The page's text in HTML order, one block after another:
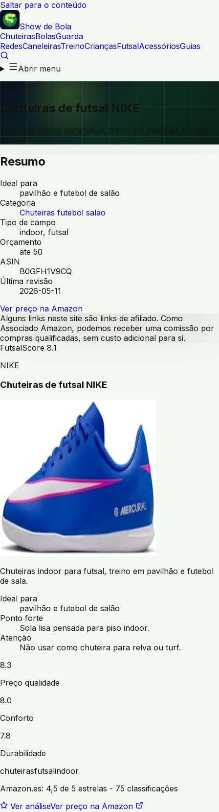
Saltar para o conteúdo
Show de Bola
ChuteirasBolasGuarda
RedesCaneleirasTreinoCriançasFutsalAcessóriosGuias
Abrir menu
Chuteiras de futsal NIKE
Chuteiras indoor para futsal, treino em pavilhão e futebol
de sala.
Resumo
Ideal para
pavilhão e futebol de salão
Categoria
Chuteiras futebol salao
Tipo de campo
indoor, futsal
Orçamento
ate 50
ASIN
B0GFH1V9CQ
Última revisão
2026-05-11
Ver preço na Amazon
Alguns links neste site são links de afiliado. Como
Associado Amazon, podemos receber uma comissão por
compras qualificadas, sem custo adicional para si.
FutsalScore 8.1
NIKE
Chuteiras de futsal NIKE
Chuteiras indoor para futsal, treino em pavilhão e futebol
de sala.
Ideal para
pavilhão e futebol de salão
Ponto forte
Sola lisa pensada para piso indoor.
Atenção
Não usar como chuteira para relva ou turf.
8.3
Preço qualidade
8.0
Conforto
7.8
Durabilidade
chuteirasfutsalindoor
Amazon.es: 4,5 de 5 estrelas - 75 classificações
Ver análiseVer preço na Amazon